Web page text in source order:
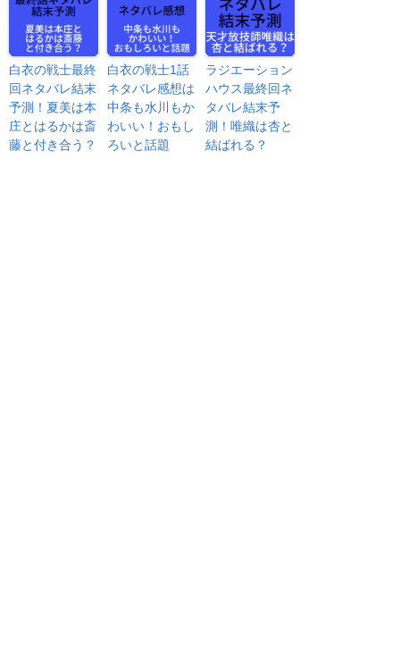
白衣の戦士最終
回ネタバレ結末
予測！夏美は本
庄とはるかは斎
藤と付き合う？
白衣の戦士1話
ネタバレ感想は
中条も水川もか
わいい！おもし
ろいと話題
ラジエーション
ハウス最終回ネ
タバレ結末予
測！唯織は杏と
結ばれる？